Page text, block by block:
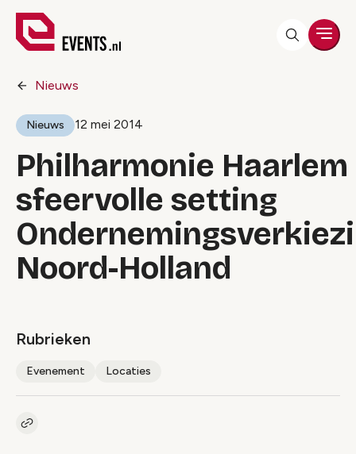
Nieuws
Nieuws 12 mei 2014
Philharmonie Haarlem
sfeervolle setting
Noord-Holland
Rubrieken
Evenement Locaties
Kopieer link naar artikel